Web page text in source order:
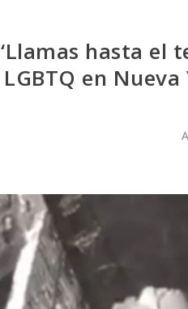
‘Llamas hasta el
LGBTQ en